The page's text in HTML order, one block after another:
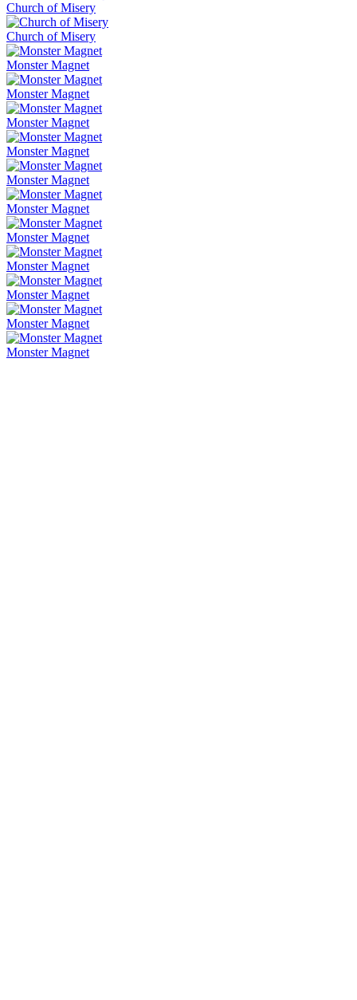
Church of Misery
Church of Misery
Monster Magnet
Monster Magnet
Monster Magnet
Monster Magnet
Monster Magnet
Monster Magnet
Monster Magnet
Monster Magnet
Monster Magnet
Monster Magnet
Monster Magnet